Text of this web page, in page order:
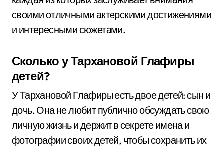
своими отличными актерскими достижениями
и интересными сюжетами.
Сколько у Тархановой Глафиры
детей?
У Тархановой Глафиры есть двое детей: сын и
дочь. Она не любит публично обсуждать свою
личную жизнь и держит в секрете имена и
фотографии своих детей, чтобы сохранить их